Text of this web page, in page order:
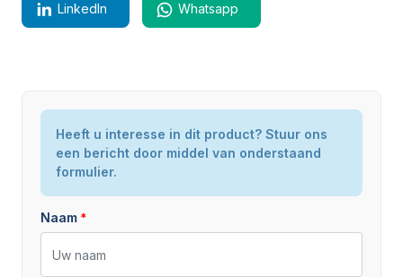
LinkedIn Whatsapp
Gewicht
Zaunkönig - Kneilmann Gerätebau
Heeft u interesse in dit product? Stuur ons
een bericht door middel van onderstaand
formulier.
Naam